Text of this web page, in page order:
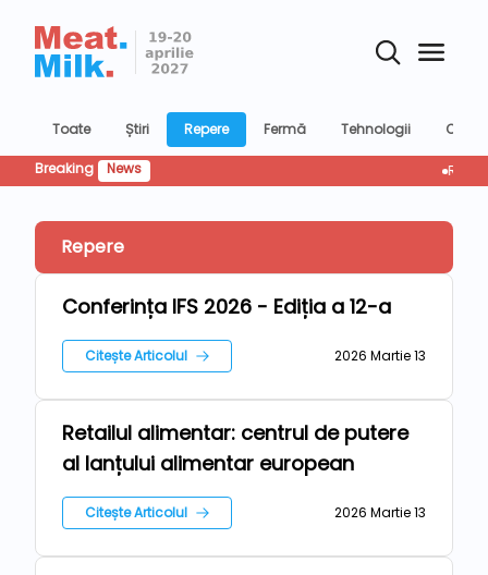
Toate Știri Repere Fermă Tehnologii
Breaking News
Repere
Repere
Conferința IFS 2026 - Ediția a 12-a
Citește Articolul 2026 Martie 13
Repere
Retailul alimentar: centrul de putere
al lanțului alimentar european
Citește Articolul 2026 Martie 13